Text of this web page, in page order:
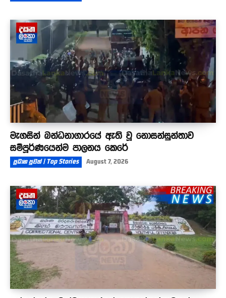
මැගසින් බන්ධනාගාරයේ ඇති වූ නොසන්සුන්තාව
සම්පූර්ණයෙන්ම පාලනය කෙරේ
ප්‍රධාන පුවත් | Top Stories August 7, 2026